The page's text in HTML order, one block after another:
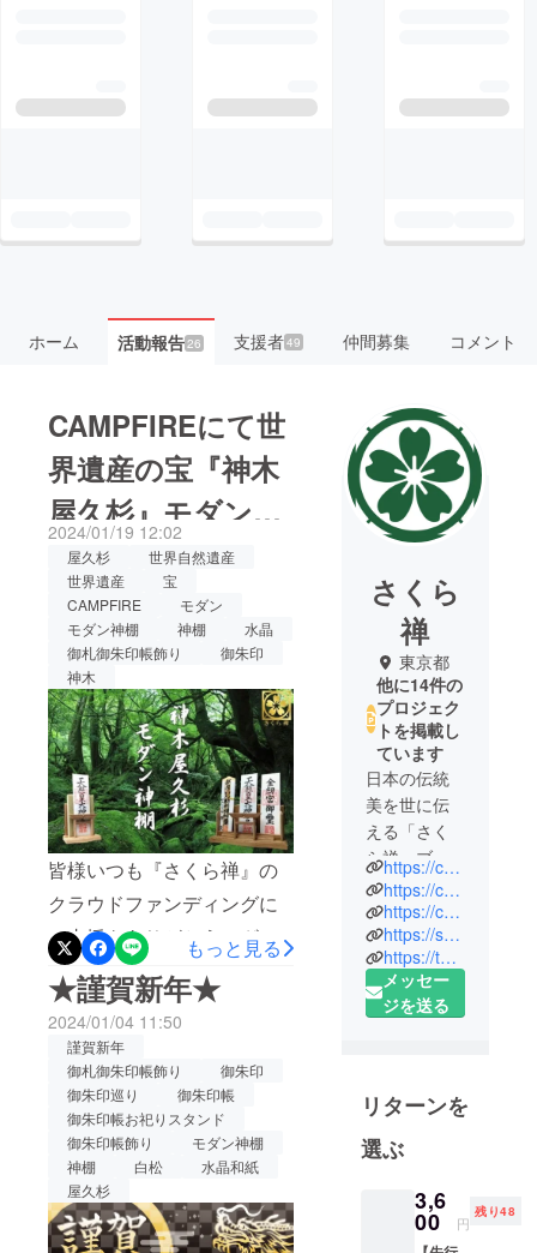
ホーム 活動報告26 支援者49 仲間募集 コメント
CAMPFIREにて世
界遺産の宝『神木
屋久杉』モダン神
棚プロジェクト公
開！
2024/01/19 12:02
屋久杉
世界自然遺産
世界遺産
宝
CAMPFIRE
モダン
モダン神棚
神棚
水晶
御札御朱印帳飾り
御朱印
神木
皆様いつも『さくら禅』の
クラウドファンディングに
ご支援をありがとうござい
ます。『神木 屋久杉』モダ
ン神棚のプロジェクトを公
開致しました。今回、超早
割をご支援頂きました皆様
には、特典といたしまし
て、水晶鳥居タイプのご支
援者様には、「水晶和紙」
の「雲字」をプレゼント！
『雲型』モダン神棚のご支
もっと見る
★謹賀新年★
2024/01/04 11:50
謹賀新年
御札御朱印帳飾り
御朱印
御朱印巡り
御朱印帳
御朱印帳お祀りスタンド
御朱印帳飾り
モダン神棚
神棚
白松
水晶和紙
屋久杉
さくら
禅
東京都
他に14件の
プロジェク
トを掲載し
ています
日本の伝統
美を世に伝
える「さく
ら禅」ブラ
ンドです。
一人でも多
くの皆さま
に日本の伝
統文化の美
しさをお伝
えし！ 伝統
工芸に携る
や職人の
方々に協賛
https://camp-fire.jp/projects/view/371641
https://camp-fire.jp/projects/view/355910
https://camp-fire.jp/projects/view/338763
https://sakurazen-yakusugi.hp.peraichi.com/
https://twitter.com/SakuraZen7
メッセー
ジを送る
リターンを
選ぶ
3,6
00 円
残り48